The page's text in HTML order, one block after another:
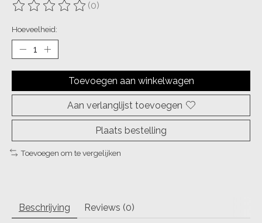
De beoordeling van dit product is
(0)
Hoeveelheid:
Toevoegen aan winkelwagen
Aan verlanglijst toevoegen
Plaats bestelling
Toevoegen om te vergelijken
Beschrijving Reviews (0)